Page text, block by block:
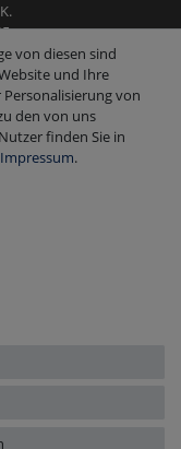
von diesen sind
und Ihre
von
den von uns
finden Sie in
Impressum.